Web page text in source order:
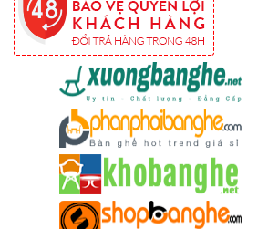
gaming, ghế
đẹp giá tốt
Tổng hợp
các mẫu
chân bàn